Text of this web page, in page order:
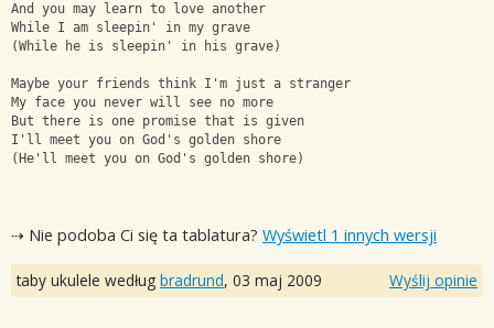
And you may learn to love another
While I am sleepin' in my grave
(While he is sleepin' in his grave)
Maybe your friends think I'm just a stranger
My face you never will see no more
But there is one promise that is given
I'll meet you on God's golden shore
(He'll meet you on God's golden shore)
⇢ Nie podoba Ci się ta tablatura? Wyświetl 1 innych wersji
taby ukulele według bradrund, 03 maj 2009 Wyślij opinie